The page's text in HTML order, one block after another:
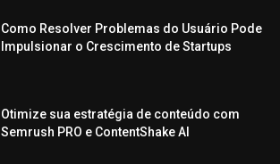
Como Resolver Problemas do Usuário Pode
Impulsionar o Crescimento de Startups
Otimize sua estratégia de conteúdo com
Semrush PRO e ContentShake AI